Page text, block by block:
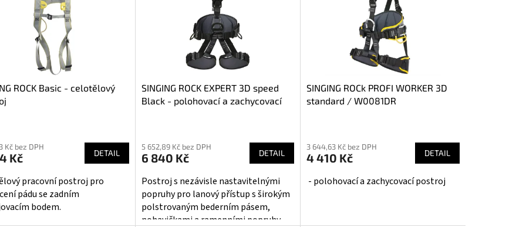
ROCK Basic - celotělový
Kč bez DPH
Kč DETAIL
pracovní postroj pro
pádu se zadním
bodem.
SINGING ROCK EXPERT 3D speed
Black - polohovací a zachycovací
produktu
je
5,0
z
5
hvězdiček.
5 652,89 Kč bez DPH
6 840 Kč DETAIL
Postroj s nezávisle nastavitelnými
popruhy pro lanový přístup s širokým
polstrovaným bederním pásem,
nohavičkami a ramenními popruhy.
SINGING ROCk PROFI WORKER 3D
standard / W0081DR
3 644,63 Kč bez DPH
4 410 Kč DETAIL
- polohovací a zachycovací postroj